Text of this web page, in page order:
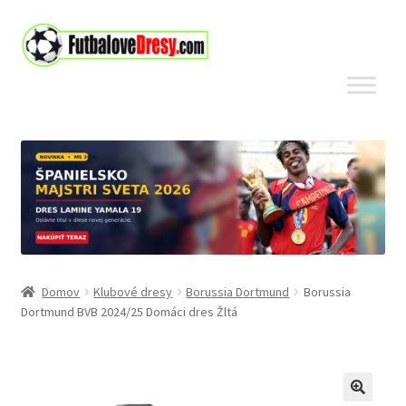
Preskočiť
na
Preskočiť
na
Domov Klubové dresy Borussia Dortmund
Borussia
Dortmund BVB 2024/25 Domáci dres Žltá